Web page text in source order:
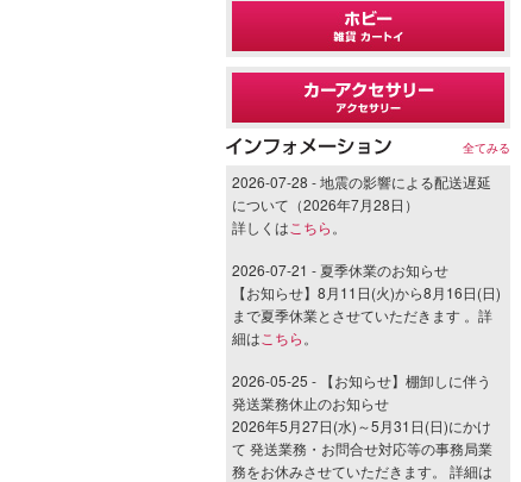
全てみる
2026-07-28 - 地震の影響による配送遅延
について（2026年7月28日）
詳しくは こちら 。
2026-07-21 - 夏季休業のお知らせ
【お知らせ】8月11日(火)から8月16日(日)
まで夏季休業とさせていただきます 。詳
細は こちら 。
2026-05-25 - 【お知らせ】棚卸しに伴う
発送業務休止のお知らせ
2026年5月27日(水)～5月31日(日)にかけ
て 発送業務・お問合せ対応等の事務局業
務をお休みさせていただきます。 詳細は